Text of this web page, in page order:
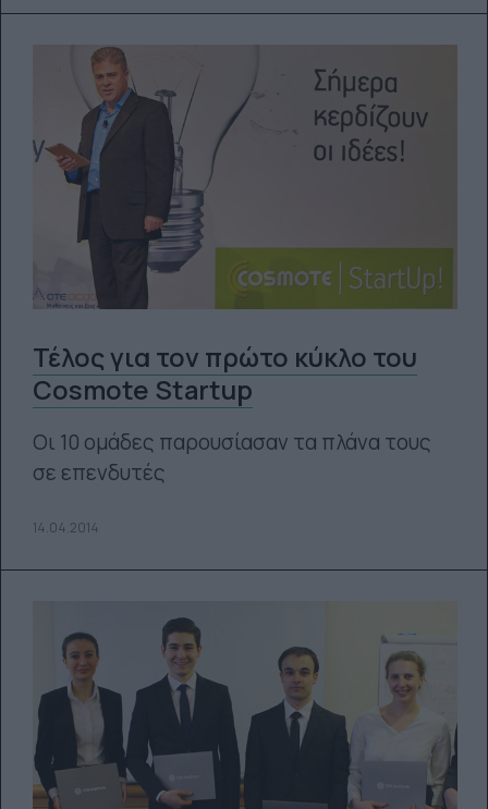
Τέλος για τον πρώτο κύκλο του
Cosmote Startup
Οι 10 ομάδες παρουσίασαν τα πλάνα τους
σε επενδυτές
14.04.2014